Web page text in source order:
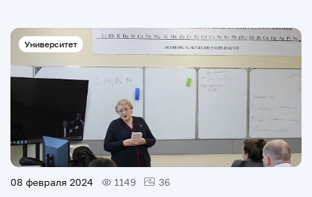
Университет
08 февраля 2024 1149 36